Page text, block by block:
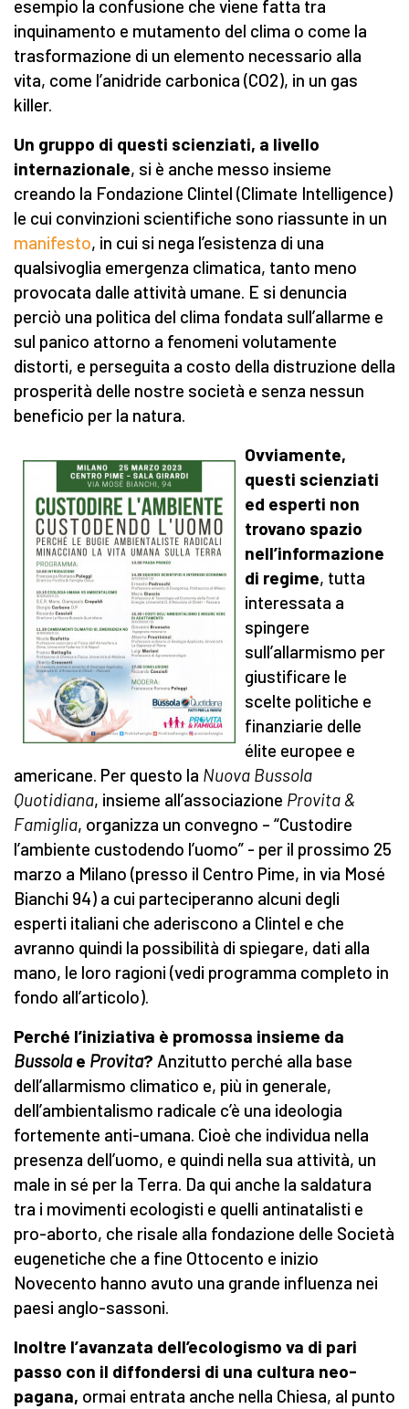
esempio la confusione che viene fatta tra
inquinamento e mutamento del clima o come la
trasformazione di un elemento necessario alla
vita, come l’anidride carbonica (CO2), in un gas
killer.
Un gruppo di questi scienziati, a livello
internazionale, si è anche messo insieme
creando la Fondazione Clintel (Climate Intelligence)
le cui convinzioni scientifiche sono riassunte in un
manifesto, in cui si nega l’esistenza di una
qualsivoglia emergenza climatica, tanto meno
provocata dalle attività umane. E si denuncia
perciò una politica del clima fondata sull’allarme e
sul panico attorno a fenomeni volutamente
distorti, e perseguita a costo della distruzione della
prosperità delle nostre società e senza nessun
beneficio per la natura.
Ovviamente,
questi scienziati
ed esperti non
trovano spazio
nell’informazione
di regime, tutta
interessata a
spingere
sull’allarmismo per
giustificare le
scelte politiche e
finanziarie delle
élite europee e
americane. Per questo la Nuova Bussola
Quotidiana, insieme all’associazione Provita &
Famiglia, organizza un convegno – “Custodire
l’ambiente custodendo l’uomo” - per il prossimo 25
marzo a Milano (presso il Centro Pime, in via Mosé
Bianchi 94) a cui parteciperanno alcuni degli
esperti italiani che aderiscono a Clintel e che
avranno quindi la possibilità di spiegare, dati alla
mano, le loro ragioni (vedi programma completo in
fondo all’articolo).
Perché l’iniziativa è promossa insieme da
Bussolae Provita? Anzitutto perché alla base
dell’allarmismo climatico e, più in generale,
dell’ambientalismo radicale c’è una ideologia
fortemente anti-umana. Cioè che individua nella
presenza dell’uomo, e quindi nella sua attività, un
male in sé per la Terra. Da qui anche la saldatura
tra i movimenti ecologisti e quelli antinatalisti e
pro-aborto, che risale alla fondazione delle Società
eugenetiche che a fine Ottocento e inizio
Novecento hanno avuto una grande influenza nei
paesi anglo-sassoni.
Inoltre l’avanzata dell’ecologismo va di pari
passo con il diffondersi di una cultura neo-
pagana, ormai entrata anche nella Chiesa, al punto